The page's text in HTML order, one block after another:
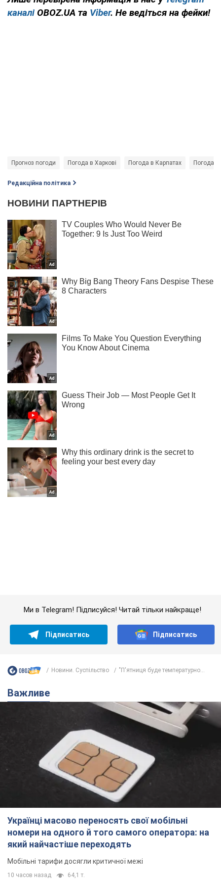
каналі OBOZ.UA та Viber. Не ведіться на фейки!
Прогноз погоди Погода в Харкові Погода в Карпатах Погода в
Редакційна політика
Українці масово переносять свої мобільні
номери на одного й того самого оператора: на
який найчастіше переходять
Мобільні тарифи досягли критичної межі
64,1 т.
Українців планують виселяти з
квартир: "слуга народу" розповіла,
хто ухвалюватиме рішення про
знесення будинків
Чому хочуть зносити оселі українців
11 часов назад 58,5 т.